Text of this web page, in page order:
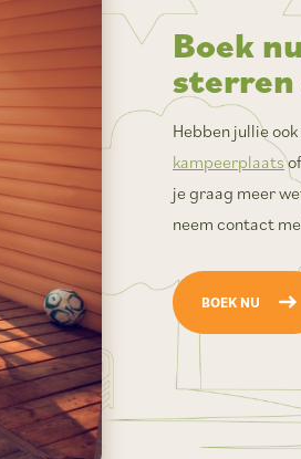
Boek
sterren
Hebben jullie ook
kampeerplaats
je graag meer
neem contact
BOEK NU